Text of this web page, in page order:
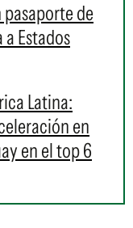
pasaporte de
Estados
Latina:
en
en el top 6